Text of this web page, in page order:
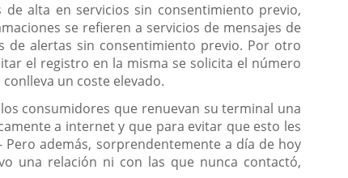
alta en servicios sin consentimiento previo,
se refieren a servicios de mensajes de
de alertas sin consentimiento previo. Por otro
el registro en la misma se solicita el número
un coste elevado.
consumidores que renuevan su terminal una
a internet y que para evitar que esto les
además, sorprendentemente a día de hoy
una relación ni con las que nunca contactó,